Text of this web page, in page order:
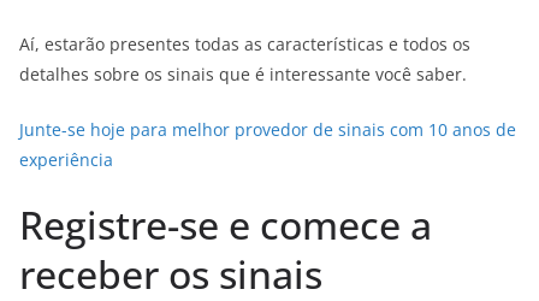
Aí, estarão presentes todas as características e todos os
detalhes sobre os sinais que é interessante você saber.
Junte-se hoje para melhor provedor de sinais com 10 anos de
experiência
Registre-se e comece a
receber os sinais